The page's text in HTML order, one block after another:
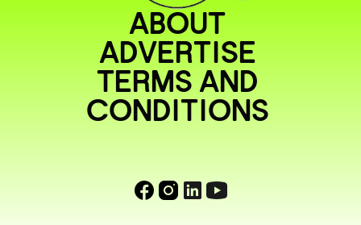
ABOUT
ADVERTISE
TERMS AND
CONDITIONS